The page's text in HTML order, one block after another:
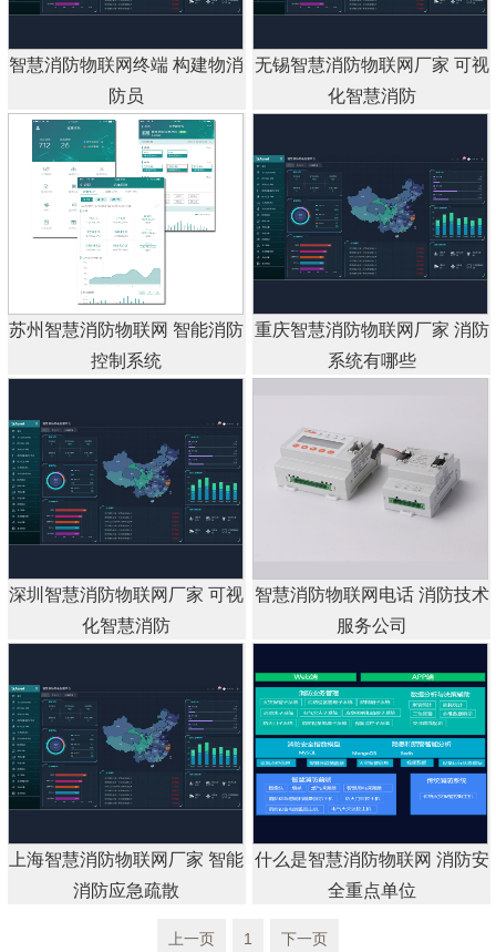
智慧消防物联网终端 构建物消
防员
无锡智慧消防物联网厂家 可视
化智慧消防
苏州智慧消防物联网 智能消防
控制系统
重庆智慧消防物联网厂家 消防
系统有哪些
深圳智慧消防物联网厂家 可视
化智慧消防
智慧消防物联网电话 消防技术
服务公司
上海智慧消防物联网厂家 智能
消防应急疏散
什么是智慧消防物联网 消防安
全重点单位
上一页 1 下一页